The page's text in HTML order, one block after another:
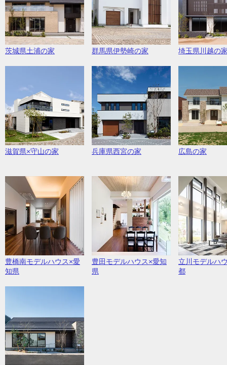
茨城県土浦の家 群馬県伊勢崎の家 埼玉県川越の
滋賀県×守山の家 兵庫県西宮の家 広島の家
豊橋南モデルハウス×愛
知県
豊田モデルハウス×愛知
県
立川モデルハ
都